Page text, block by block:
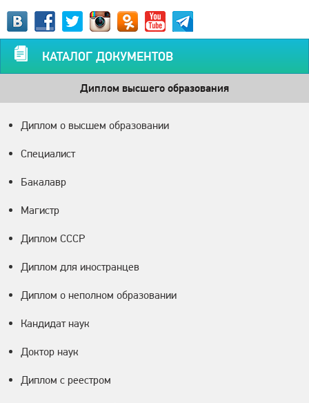
КАТАЛОГ ДОКУМЕНТОВ
Диплом высшего образования
Диплом о высшем образовании
Специалист
Бакалавр
Магистр
Диплом СССР
Диплом для иностранцев
Диплом о неполном образовании
Кандидат наук
Доктор наук
Диплом с реестром